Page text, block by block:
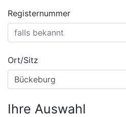
Registernummer
Ort/Sitz
Ihre Auswahl